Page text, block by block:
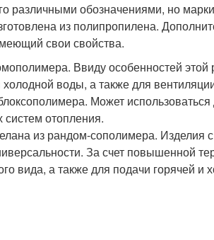
различными обозначениями, но
из полипропилена.
свои свойства.
Ввиду особенностей этой
воды, а также для
Может использоваться
отопления.
из рандом-сополимера. Изделия
За счет повышенной
вида, а также для подачи горячей и